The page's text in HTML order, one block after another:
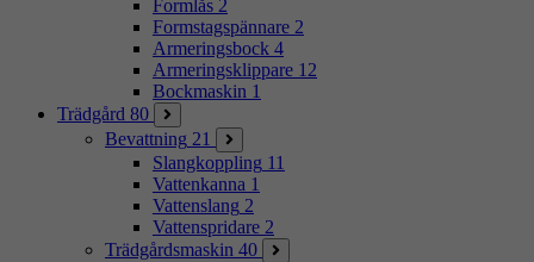
Formlås 2
Formstagspännare 2
Armeringsbock 4
Armeringsklippare 12
Bockmaskin 1
Trädgård 80
Bevattning 21
Slangkoppling 11
Vattenkanna 1
Vattenslang 2
Vattenspridare 2
Trädgårdsmaskin 40